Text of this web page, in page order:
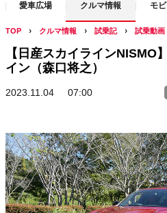
愛車広場 クルマ情報 モ
TOP クルマ情報 試乗記 試乗動画
【日産スカイラインNISMO
イン（森口将之）
2023.11.04 07:00